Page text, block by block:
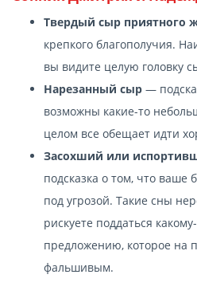
Твердый сыр приятного
крепкого благополучия.
вы видите целую головку
Нарезанный сыр —
возможны какие-то
целом все обещает идти
Засохший или
подсказка о том, что ваше
под угрозой. Такие сны
рискуете поддаться
предложению, которое на
фальшивым.